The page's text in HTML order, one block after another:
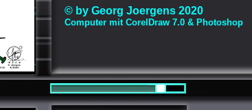
© by Georg Joergens 2020
Computer mit CorelDraw 7.0 & Photoshop